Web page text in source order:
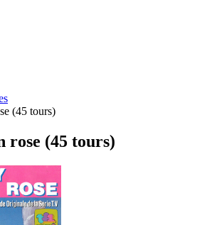
(45 tours)
rose (45 tours)